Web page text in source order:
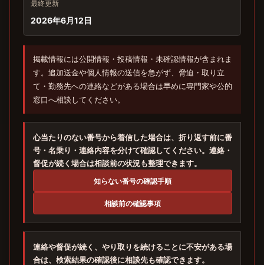
最終更新
2026年6月12日
掲載情報には公開情報・投稿情報・未確認情報が含まれま
す。追加送金や個人情報の送信を急がず、脅迫・取り立
て・勤務先への連絡などがある場合は早めに専門家や公的
窓口へ相談してください。
心当たりのない番号から着信した場合は、折り返す前に番
号・名乗り・連絡内容を分けて確認してください。連絡・
督促が続く場合は相談前の状況も整理できます。
知らない番号の確認手順
相談前の確認事項
連絡や督促が続く、やり取りを続けることに不安がある場
合は、検索結果の確認後に相談先も確認できます。